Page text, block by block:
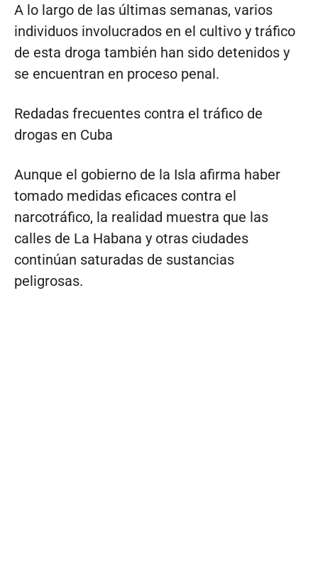
A lo largo de las últimas semanas, varios
individuos involucrados en el cultivo y tráfico
de esta droga también han sido detenidos y
se encuentran en proceso penal.
Redadas frecuentes contra el tráfico de
drogas en Cuba
Aunque el gobierno de la Isla afirma haber
tomado medidas eficaces contra el
narcotráfico, la realidad muestra que las
calles de La Habana y otras ciudades
continúan saturadas de sustancias
peligrosas.